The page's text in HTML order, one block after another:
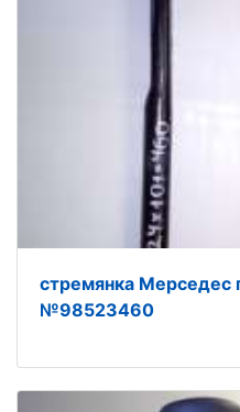
стремянка Мерседес
№98523460